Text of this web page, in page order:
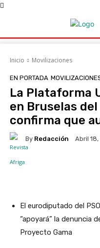
Inicio Movilizaciones
EN PORTADA
La Plataforma
en Bruselas
confirma que
By Redacción Abril
El eurodiputado del
“apoyará” la denuncia
Proyecto Gama